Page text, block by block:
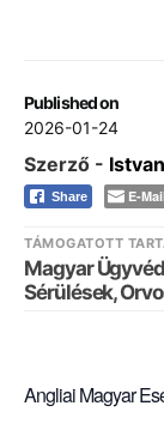
Published on
2026-01-24
Szerző -
Share E-
TÁMOGATOTT
Magyar
Sérülések,
Angliai Magyar